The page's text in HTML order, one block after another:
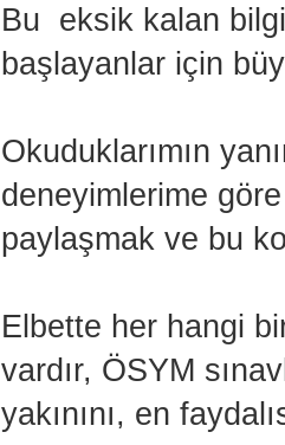
Bu eksik kalan
başlayanlar için
Okuduklarımın
deneyimlerime
paylaşmak ve bu
Elbette her hangi
vardır, ÖSYM
yakınını, en